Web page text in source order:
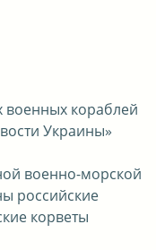
военных кораблей
Украины»
военно-морской
российские
корветы